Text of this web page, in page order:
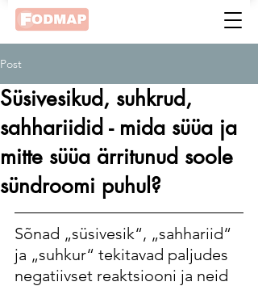
Post
Süsivesikud, suhkrud,
sahhariidid - mida süüa ja
mitte süüa ärritunud soole
sündroomi puhul?
Sõnad „süsivesik“, „sahhariid“
ja „suhkur“ tekitavad paljudes
negatiivset reaktsiooni ja neid